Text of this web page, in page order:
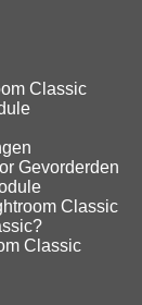
Classic
Gevorderden
Classic
Classic